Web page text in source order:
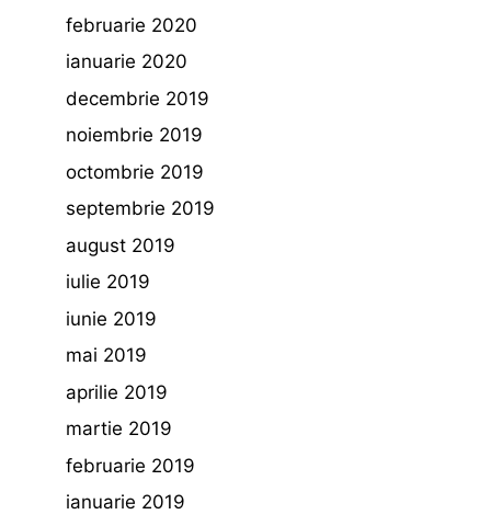
februarie 2020
ianuarie 2020
decembrie 2019
noiembrie 2019
octombrie 2019
septembrie 2019
august 2019
iulie 2019
iunie 2019
mai 2019
aprilie 2019
martie 2019
februarie 2019
ianuarie 2019